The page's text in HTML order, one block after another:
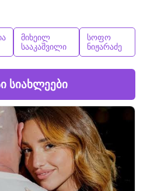
მიხეილ
სააკაშვილი
სოფო
ნიჟარაძე
სიახლეები